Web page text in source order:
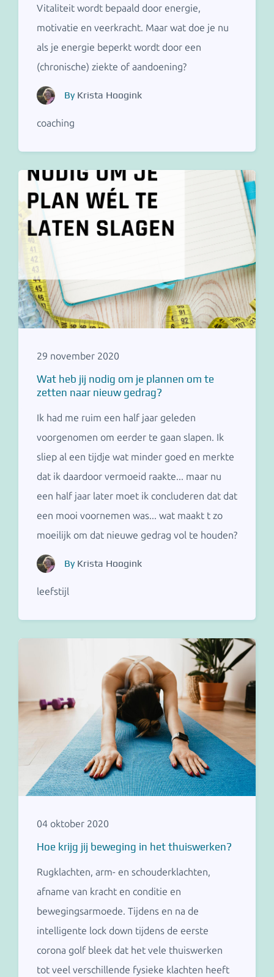
Vitaliteit wordt bepaald door energie,
motivatie en veerkracht. Maar wat doe je nu
als je energie beperkt wordt door een
(chronische) ziekte of aandoening?
By Krista Hoogink
coaching
Wat heb jij nodig om je plannen om te
zetten naar nieuw gedrag?
29 november 2020
Ik had me ruim een half jaar geleden
voorgenomen om eerder te gaan slapen. Ik
sliep al een tijdje wat minder goed en merkte
dat ik daardoor vermoeid raakte... maar nu
een half jaar later moet ik concluderen dat dat
een mooi voornemen was... wat maakt t zo
moeilijk om dat nieuwe gedrag vol te houden?
By Krista Hoogink
leefstijl
Hoe krijg jij beweging in het thuiswerken?
04 oktober 2020
Rugklachten, arm- en schouderklachten,
afname van kracht en conditie en
bewegingsarmoede. Tijdens en na de
intelligente lock down tijdens de eerste
corona golf bleek dat het vele thuiswerken
tot veel verschillende fysieke klachten heeft